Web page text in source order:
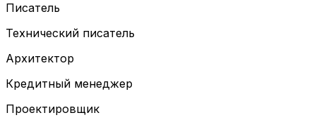
Писатель
Технический писатель
Архитектор
Кредитный менеджер
Проектировщик